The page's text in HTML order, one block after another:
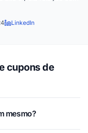
LinkedIn
cupons de
mesmo?